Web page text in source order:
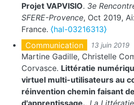
Projet VAPVISIO. 3e
SFERE-Provence, Oct 2019,
France. ⟨hal-03216313⟩
Communication
13 juin 2019
Martine Gadille, Christelle
Corvasce. Littératie
virtuel multi-utilisateurs au
réinvention chemin faisant